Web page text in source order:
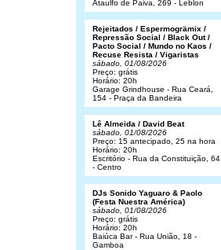
Ataulfo de Paiva, 269 - Leblon
Rejeitados / Espermogrämix /
Repressão Social / Black Out /
Pacto Social / Mundo no Kaos /
Recuse Resista / Vigaristas
sábado, 01/08/2026
Preço: grátis
Horário: 20h
Garage Grindhouse - Rua Ceará,
154 - Praça da Bandeira
Lê Almeida / David Beat
sábado, 01/08/2026
Preço: 15 antecipado, 25 na hora
Horário: 20h
Escritório - Rua da Constituição, 64
- Centro
DJs Sonido Yaguaro & Paolo
(Festa Nuestra América)
sábado, 01/08/2026
Preço: grátis
Horário: 20h
Baiúca Bar - Rua União, 18 -
Gamboa